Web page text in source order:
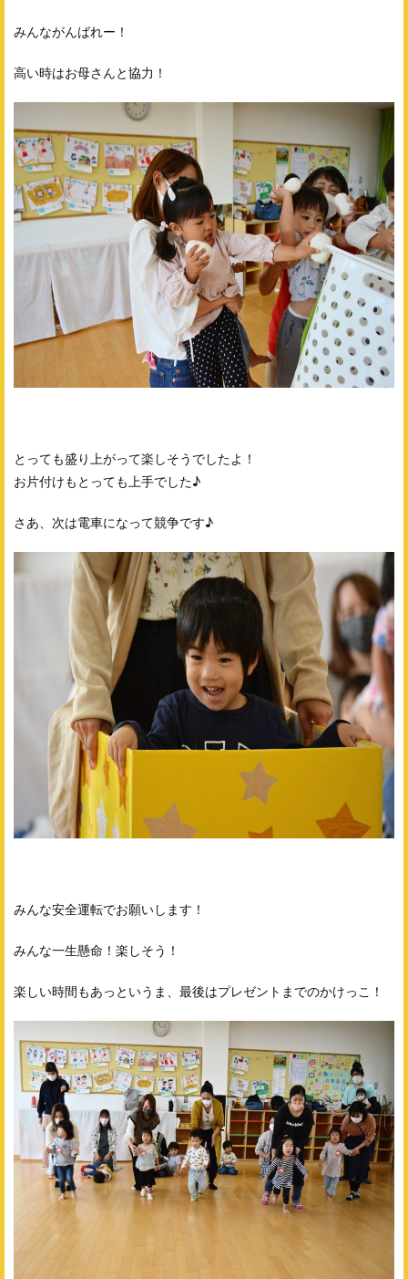
みんながんばれー！
高い時はお母さんと協力！
とっても盛り上がって楽しそうでしたよ！
お片付けもとっても上手でした♪
さあ、次は電車になって競争です♪
みんな安全運転でお願いします！
みんな一生懸命！楽しそう！
楽しい時間もあっというま、最後はプレゼントまでのかけっこ！